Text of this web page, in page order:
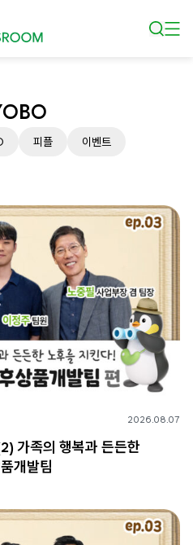
피플 이벤트
2026.08.07
가족의 행복과 든든한
개발팀